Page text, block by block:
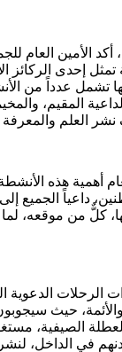
أكد الأمين العام
تمثل إحدى الركائز
تشمل عدداً من
المقيم،
أهمية هذه
داعياً الجميع
كلٌّ من موقعه، لما
الرحلات الدعوية
والأئمة، حيث
الصيفية،